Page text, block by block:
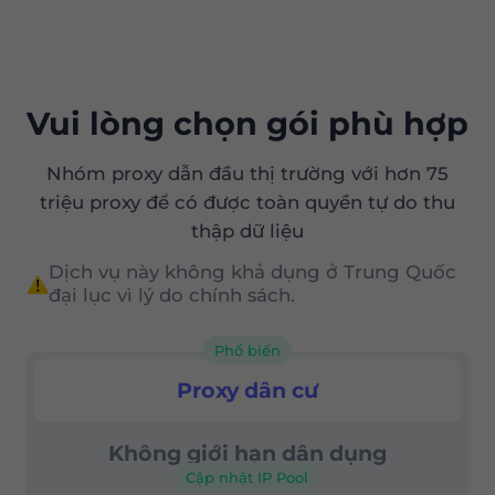
chủ mới người dùng theo mặc định.
Các dịch vụ ủy quyền dân cư của chúng tôi
cung cấp:
Một trong những tỷ lệ giá trị/giá tốt
nhất trên thị trường
Nhắm mục tiêu theo địa lý chính xác
Điều khiển phiên nâng cao
tỷ lệ thành công 99,67%
Vui lòng chọn gói phù hợp
Nhóm proxy dẫn đầu thị trường với hơn 75
triệu proxy để có được toàn quyền tự do thu
thập dữ liệu
Dịch vụ này không khả dụng ở Trung Quốc
đại lục vì lý do chính sách.
Proxy dân dụng
Phổ biến
Không giới hạn dân dụng
Cập nhật IP Pool
Proxy dân cư